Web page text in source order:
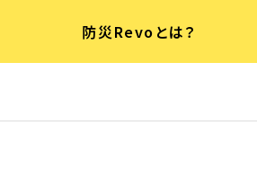
防災Revoとは？